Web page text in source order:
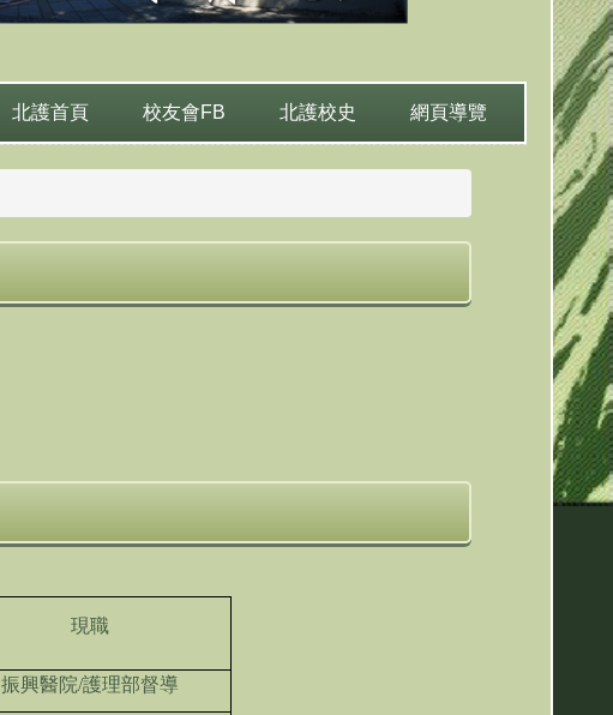
北護首頁 校友會FB 北護校史 網頁導覽
現職
振興醫院/護理部督導